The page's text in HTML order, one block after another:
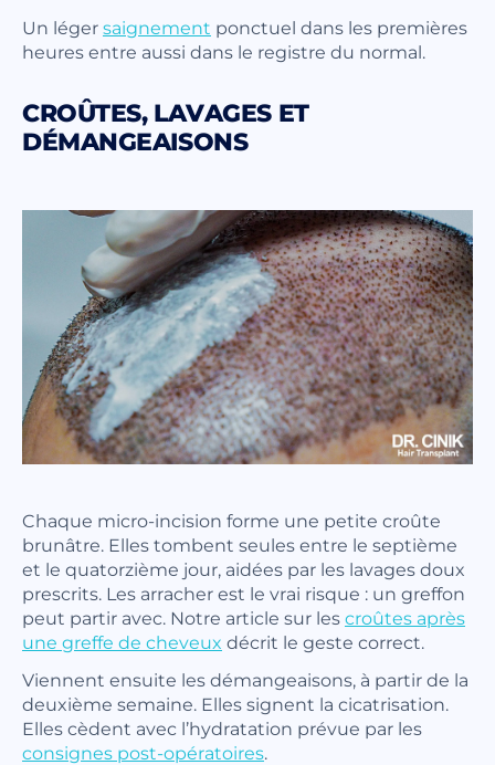
Un légersaignement ponctuel dans les premières
heures entre aussi dans le registre du normal.
CROÛTES, LAVAGES ET
DÉMANGEAISONS
Chaque micro-incision forme une petite croûte
brunâtre. Elles tombent seules entre le septième
et le quatorzième jour, aidées par les lavages doux
prescrits. Les arracher est le vrai risque : un greffon
peut partir avec. Notre article sur lescroûtes après
une greffe de cheveux décrit le geste correct.
Viennent ensuite les démangeaisons, à partir de la
deuxième semaine. Elles signent la cicatrisation.
Elles cèdent avec l’hydratation prévue par les
consignes post-opératoires.